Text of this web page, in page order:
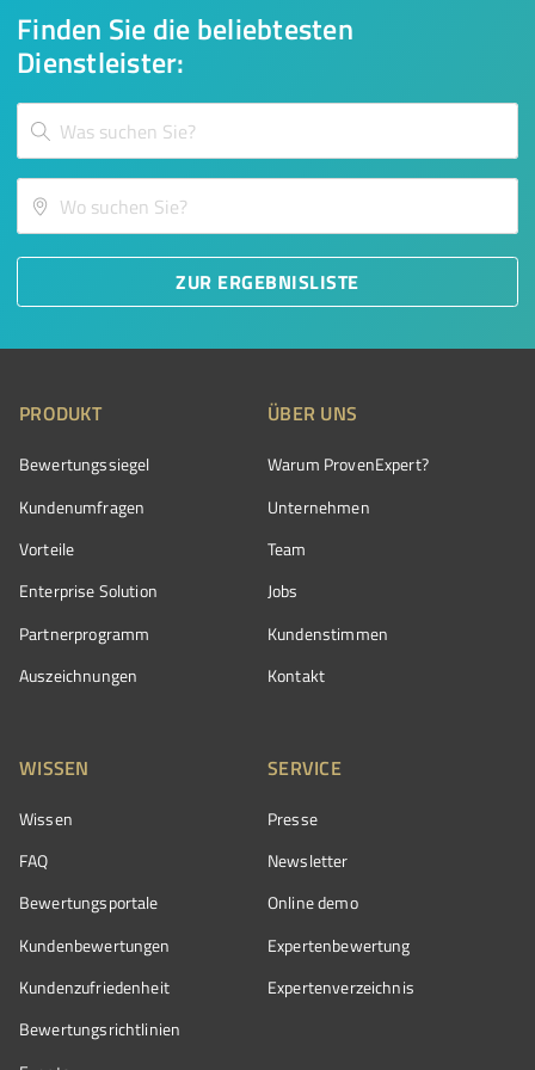
Finden Sie die beliebtesten
Dienstleister:
ZUR ERGEBNISLISTE
PRODUKT
Bewertungssiegel
Kundenumfragen
Vorteile
Enterprise Solution
Partnerprogramm
Auszeichnungen
ÜBER UNS
Warum ProvenExpert?
Unternehmen
Team
Jobs
Kundenstimmen
Kontakt
WISSEN
Wissen
FAQ
Bewertungsportale
Kundenbewertungen
Kundenzufriedenheit
Bewertungs­richtlinien
SERVICE
Presse
Newsletter
Online demo
Expertenbewertung
Expertenverzeichnis